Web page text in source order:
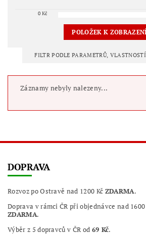
0 Kč
POLOŽEK K
FILTR PODLE PARAMETRŮ,
Záznamy nebyly nalezeny...
DOPRAVA
Rozvoz po Ostravě nad 1200 Kč ZDARMA.
Doprava v rámci ČR při objednávce nad
ZDARMA.
Výběr z 5 dopravců v ČR od 69 Kč.